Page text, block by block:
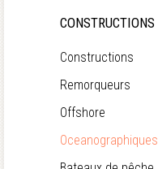
CONSTRUCTIONS
Constructions
Remorqueurs
Offshore
Oceanographiques